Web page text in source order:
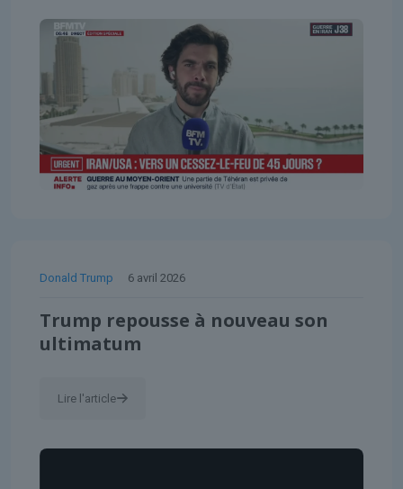
Donald Trump 6 avril 2026
Trump repousse à nouveau son
ultimatum
Lire l'article